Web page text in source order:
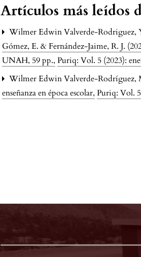
Artículos más leídos
Wilmer Edwin Valverde-Rodriguez,
Gómez, E. & Fernández-Jaime, R. J.
UNAH, 59 pp.,Puriq: Vol. 5 (2023):
Wilmer Edwin Valverde-Rodríguez,
enseñanza en época escolar,Puriq: Vol.